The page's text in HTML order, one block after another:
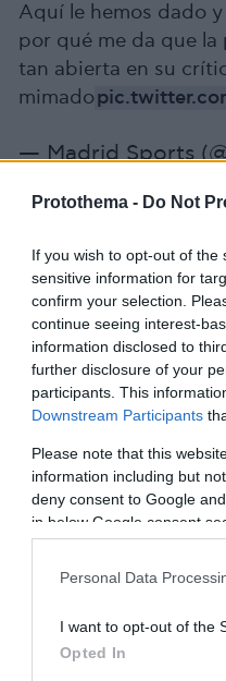
Protothema - Do Not
If you wish to opt-out of
sensitive information for
confirm your selection.
continue seeing interest-
information disclosed to
further disclosure of your
participants. This
Downstream Participants
Please note that this
information including but
deny consent to Google
in below Google consent
Personal Data
I want to opt-out of the
Opted In
Aquí le hemos dado
por qué me da que la
tan abierta en su
mimado
— Madrid Sports
Η ίδια μάλιστα,
στιγμές χαλάρωσης
Instagram.
Πριν πάρει το Euro
Ελλάδα, οπότε ίσως